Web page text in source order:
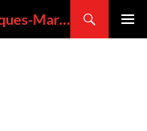
VOLCANMANIA : le blog de Jacques-Marie BARDINTZEFF, volcanologue